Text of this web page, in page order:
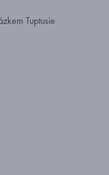
Tuptusie